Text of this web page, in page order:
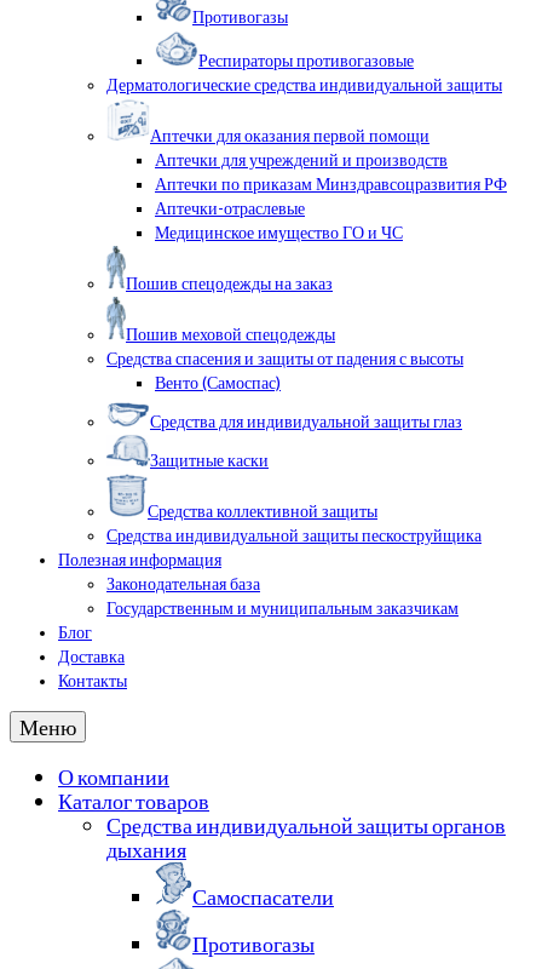
Противогазы
Респираторы противогазовые
Дерматологические средства индивидуальной защиты
Аптечки для оказания первой помощи
Аптечки для учреждений и производств
Аптечки по приказам Минздравсоцразвития РФ
Аптечки-отраслевые
Медицинское имущество ГО и ЧС
Пошив спецодежды на заказ
Пошив меховой спецодежды
Средства спасения и защиты от падения с высоты
Венто (Самоспас)
Средства для индивидуальной защиты глаз
Защитные каски
Средства коллективной защиты
Средства индивидуальной защиты пескоструйщика
Полезная информация
Законодательная база
Государственным и муниципальным заказчикам
Блог
Доставка
Контакты
Меню
О компании
Каталог товаров
Средства индивидуальной защиты органов
дыхания
Самоспасатели
Противогазы